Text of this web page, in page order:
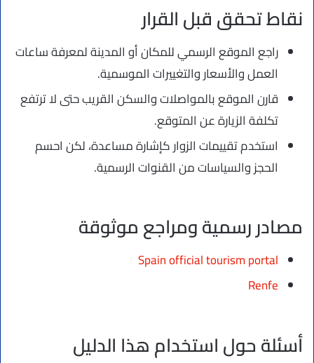
نقاط تحقق قبل القرار
راجع الموقع الرسمي للمكان أو المدينة لمعرفة ساعات
العمل والأسعار والتغييرات الموسمية.
قارن الموقع بالمواصلات والسكن القريب حتى لا ترتفع
تكلفة الزيارة عن المتوقع.
استخدم تقييمات الزوار كإشارة مساعدة، لكن احسم
الحجز والسياسات من القنوات الرسمية.
مصادر رسمية ومراجع موثوقة
Spain official tourism portal
Renfe
أسئلة حول استخدام هذا الدليل